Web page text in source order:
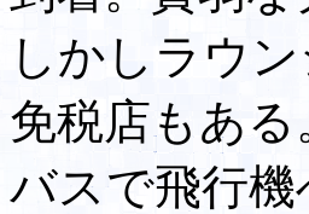
しかしラウ
免税店もある
バスで飛行